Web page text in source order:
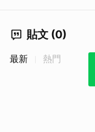
貼文 (0)
最新 熱門